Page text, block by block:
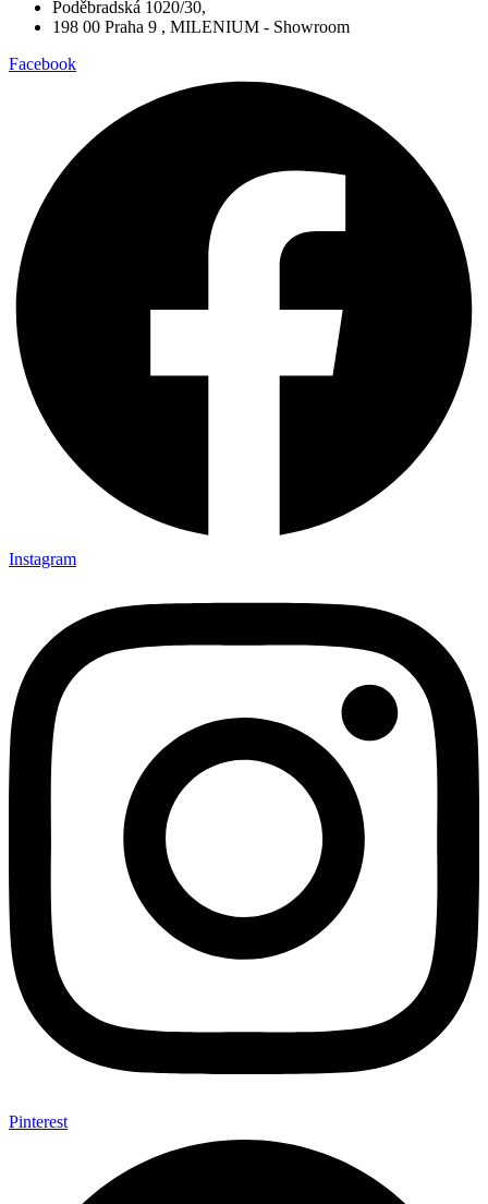
Poděbradská 1020/30,
198 00 Praha 9 , MILENIUM - Showroom
Facebook
Instagram
Pinterest